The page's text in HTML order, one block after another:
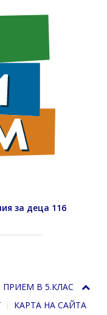
за деца 116
ПРИЕМ В 5.КЛАС
КАРТА НА САЙТА